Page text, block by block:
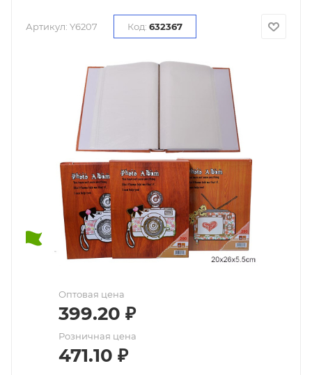
Артикул: Y6207 Код: 632367
Оптовая цена
399.20 ₽
Розничная цена
471.10 ₽